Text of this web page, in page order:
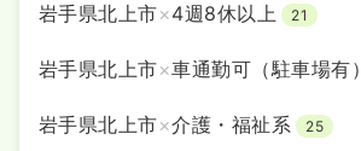
岩手県北上市×4週8休以上 21
岩手県北上市×車通勤可（駐車場有）
岩手県北上市×介護・福祉系 25